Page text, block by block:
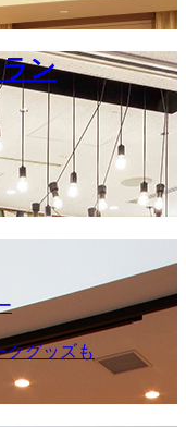
ン
クグッズも